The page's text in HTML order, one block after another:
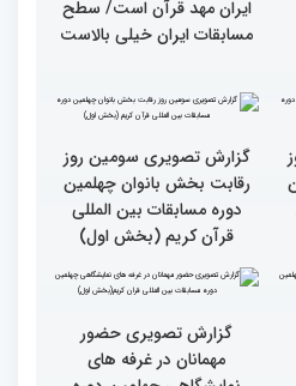
ترتیل را در مسابقات اروپایی
ایران مهد قرآن است/ سطح
مسابقات ایران خیلی بالاست